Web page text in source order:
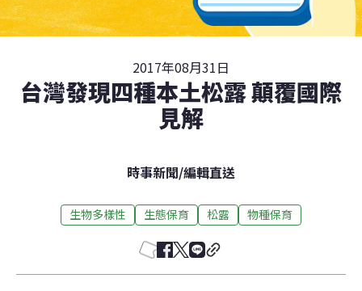
2017年08月31日
台灣發現四種本土松露 顛覆國際
見解
時事新聞/編輯直送
生物多樣性 生態保育 松露 物種保育